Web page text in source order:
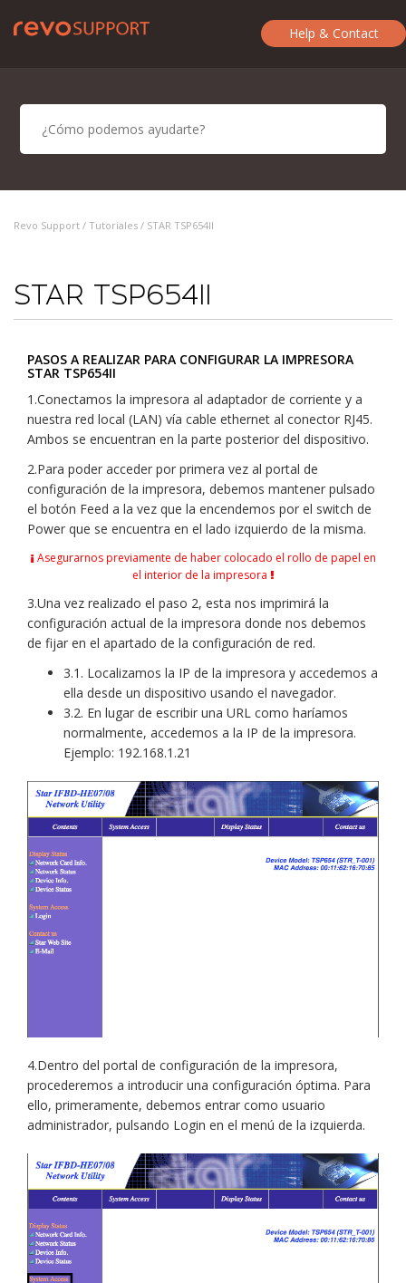
Help & Contact
Revo Support / Tutoriales / STAR TSP654II
STAR TSP654II
PASOS A REALIZAR PARA CONFIGURAR LA IMPRESORA
STAR TSP654II
1.Conectamos la impresora al adaptador de corriente y a
nuestra red local (LAN) vía cable ethernet al conector RJ45.
Ambos se encuentran en la parte posterior del dispositivo.
2.Para poder acceder por primera vez al portal de
configuración de la impresora, debemos mantener pulsado
el botón Feed a la vez que la encendemos por el switch de
Power que se encuentra en el lado izquierdo de la misma.
Asegurarnos previamente de haber colocado el rollo de papel en
el interior de la impresora
3.Una vez realizado el paso 2, esta nos imprimirá la
configuración actual de la impresora donde nos debemos
de fijar en el apartado de la configuración de red.
3.1. Localizamos la IP de la impresora y accedemos a
ella desde un dispositivo usando el navegador.
3.2. En lugar de escribir una URL como haríamos
normalmente, accedemos a la IP de la impresora.
Ejemplo: 192.168.1.21
4.Dentro del portal de configuración de la impresora,
procederemos a introducir una configuración óptima. Para
ello, primeramente, debemos entrar como usuario
administrador, pulsando Login en el menú de la izquierda.